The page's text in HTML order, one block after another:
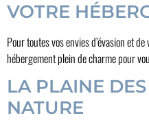
VOTRE
Pour toutes vos envies d’évasion et
hébergement plein de charme pour
LA PLAINE
NATURE